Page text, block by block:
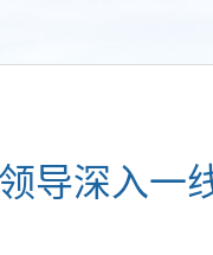
导深入一